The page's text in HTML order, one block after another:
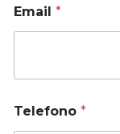
Email *
Telefono *